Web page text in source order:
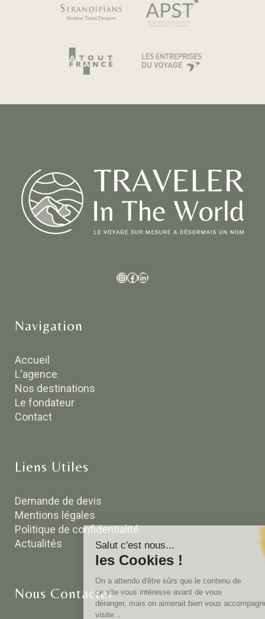
Navigation
Accueil
L'agence
Nos destinations
Le fondateur
Contact
Liens Utiles
Demande de devis
Mentions légales
Politique de confidentialité
Actualités
Nous Contacter